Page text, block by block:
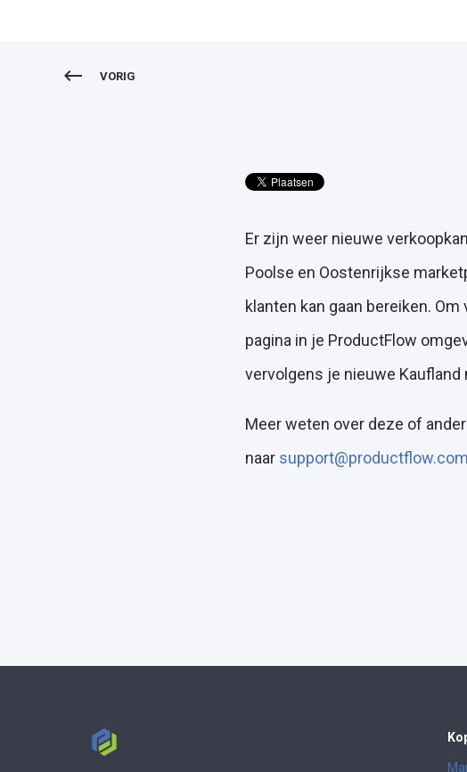
VORIG
Er zijn weer nieuwe
Poolse en Oostenrijkse
klanten kan gaan bereiken.
pagina in je ProductFlow
vervolgens je nieuwe Kaufland
Meer weten over deze of
naar support@productflow.com